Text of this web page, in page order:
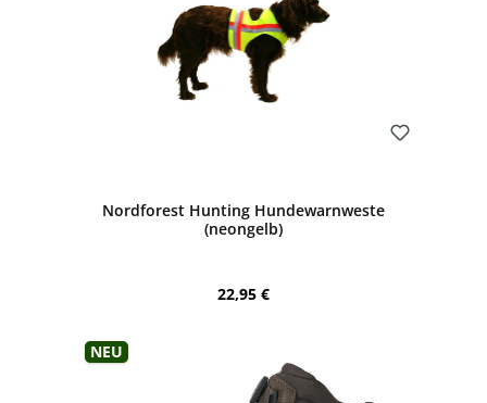
Nordforest Hunting Hundewarnweste
(neongelb)
Regulärer Preis:
22,95 €
Neu